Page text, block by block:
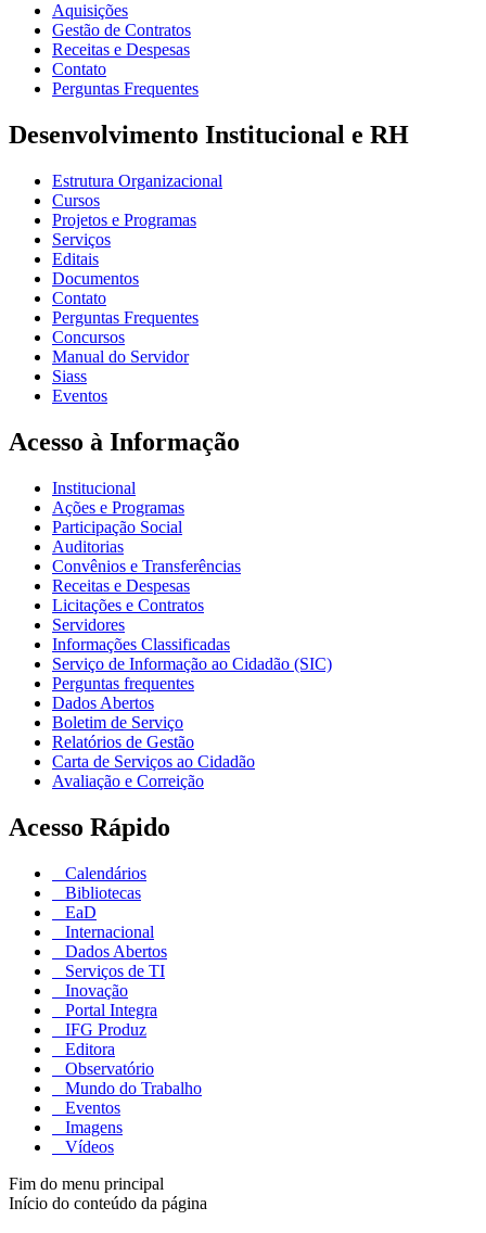
Aquisições
Gestão de Contratos
Receitas e Despesas
Contato
Perguntas Frequentes
Desenvolvimento Institucional e RH
Estrutura Organizacional
Cursos
Projetos e Programas
Serviços
Editais
Documentos
Contato
Perguntas Frequentes
Concursos
Manual do Servidor
Siass
Eventos
Acesso à Informação
Institucional
Ações e Programas
Participação Social
Auditorias
Convênios e Transferências
Receitas e Despesas
Licitações e Contratos
Servidores
Informações Classificadas
Serviço de Informação ao Cidadão (SIC)
Perguntas frequentes
Dados Abertos
Boletim de Serviço
Relatórios de Gestão
Carta de Serviços ao Cidadão
Avaliação e Correição
Acesso Rápido
Calendários
Bibliotecas
EaD
Internacional
Dados Abertos
Serviços de TI
Inovação
Portal Integra
IFG Produz
Editora
Observatório
Mundo do Trabalho
Eventos
Imagens
Vídeos
Fim do menu principal
Início do conteúdo da página